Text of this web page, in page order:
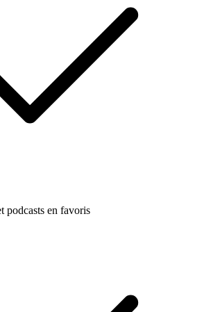
podcasts en favoris